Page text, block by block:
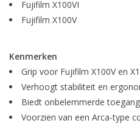
Fujifilm X100VI
Fujifilm X100V
Kenmerken
Grip voor Fujifilm X100V en
Verhoogt stabiliteit en
Biedt onbelemmerde
Voorzien van een Arca-type